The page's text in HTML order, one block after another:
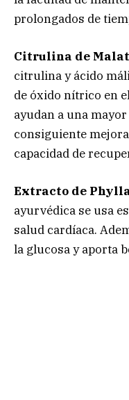
prolongados de
Citrulina de
citrulina y ácido
de óxido nítrico en
ayudan a una
consiguiente
capacidad de
Extracto de
ayurvédica se usa
salud cardíaca.
la glucosa y aporta